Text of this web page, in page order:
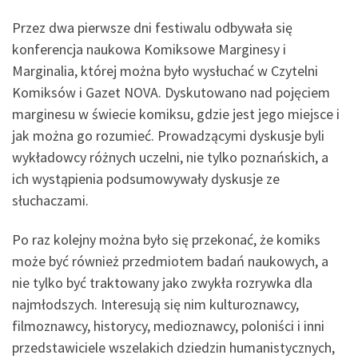
Przez dwa pierwsze dni festiwalu odbywała się
konferencja naukowa Komiksowe Marginesy i
Marginalia, której można było wysłuchać w Czytelni
Komiksów i Gazet NOVA. Dyskutowano nad pojęciem
marginesu w świecie komiksu, gdzie jest jego miejsce i
jak można go rozumieć. Prowadzącymi dyskusje byli
wykładowcy różnych uczelni, nie tylko poznańskich, a
ich wystąpienia podsumowywały dyskusje ze
słuchaczami.
Po raz kolejny można było się przekonać, że komiks
może być również przedmiotem badań naukowych, a
nie tylko być traktowany jako zwykła rozrywka dla
najmłodszych. Interesują się nim kulturoznawcy,
filmoznawcy, historycy, medioznawcy, poloniści i inni
przedstawiciele wszelakich dziedzin humanistycznych,